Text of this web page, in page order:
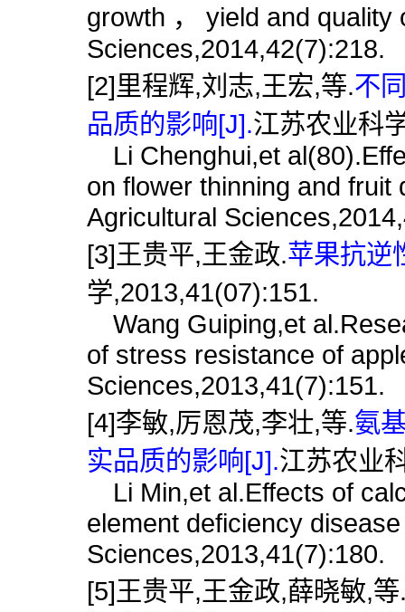
growth ， yield and quality
Sciences,2014,42(7):218.
[2]里程辉,刘志,王宏,等.不
品质的影响[J].江苏农业科
Li Chenghui,et
on flower thinning and fruit
Agricultural
[3]王贵平,王金政.苹果抗逆
学,2013,41(07):151.
Wang Guiping,et
of stress resistance of
Sciences,2013,41(7):151.
[4]李敏,厉恩茂,李壮,等.氨
实品质的影响[J].江苏农业
Li Min,et al.Effects of
element deficiency
Sciences,2013,41(7):180.
[5]王贵平,王金政,薛晓敏,等